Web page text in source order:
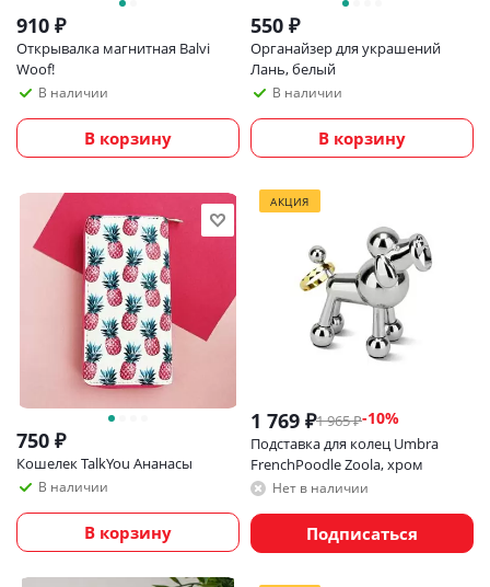
910 ₽
Открывалка магнитная Balvi
Woof!
В наличии
В корзину
550 ₽
Органайзер для украшений
Лань, белый
В наличии
В корзину
750 ₽
Кошелек TalkYou Ананасы
В наличии
В корзину
АКЦИЯ
1 769 ₽1 965₽-10%
Подставка для колец Umbra
FrenchPoodle Zoola, хром
Нет в наличии
Подписаться